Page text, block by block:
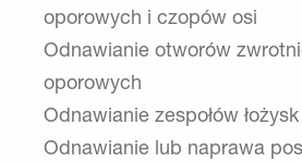
oporowych i czopów osi
Odnawianie otworów
oporowych
Odnawianie zespołów łożysk
Odnawianie lub naprawa